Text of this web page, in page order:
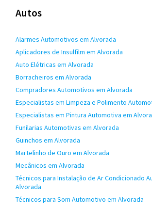
Autos
Alarmes Automotivos em Alvorada
Aplicadores de Insulfilm em Alvorada
Auto Elétricas em Alvorada
Borracheiros em Alvorada
Compradores Automotivos em Alvorada
Especialistas em Limpeza e Polimento
Especialistas em Pintura Automotiva em
Funilarias Automotivas em Alvorada
Guinchos em Alvorada
Martelinho de Ouro em Alvorada
Mecânicos em Alvorada
Técnicos para Instalação de Ar Condicionado
Alvorada
Técnicos para Som Automotivo em Alvorada